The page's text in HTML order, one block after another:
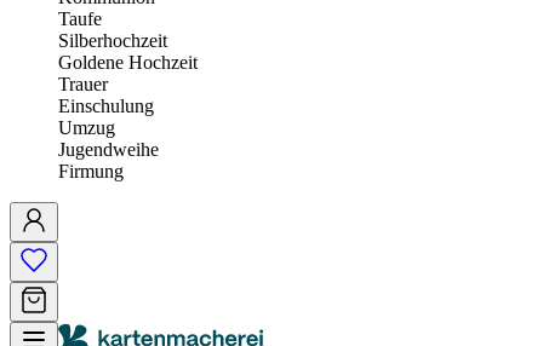
Taufe
Silberhochzeit
Goldene Hochzeit
Trauer
Einschulung
Umzug
Jugendweihe
Firmung